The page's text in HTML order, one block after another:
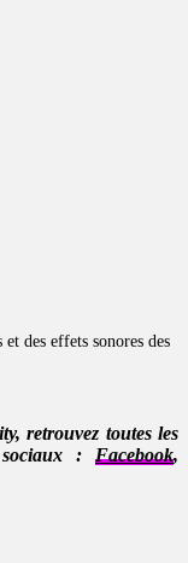
des effets sonores des
retrouvez toutes les
: Facebook,